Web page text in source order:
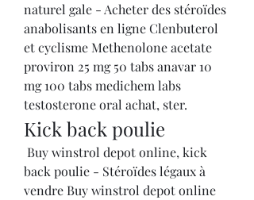
naturel gale - Acheter des stéroïdes
anabolisants en ligne Clenbuterol
et cyclisme Methenolone acetate
proviron 25 mg 50 tabs anavar 10
mg 100 tabs medichem labs
testosterone oral achat, ster.
Kick back poulie
back poulie - Stéroïdes légaux à
vendre Buy winstrol depot online